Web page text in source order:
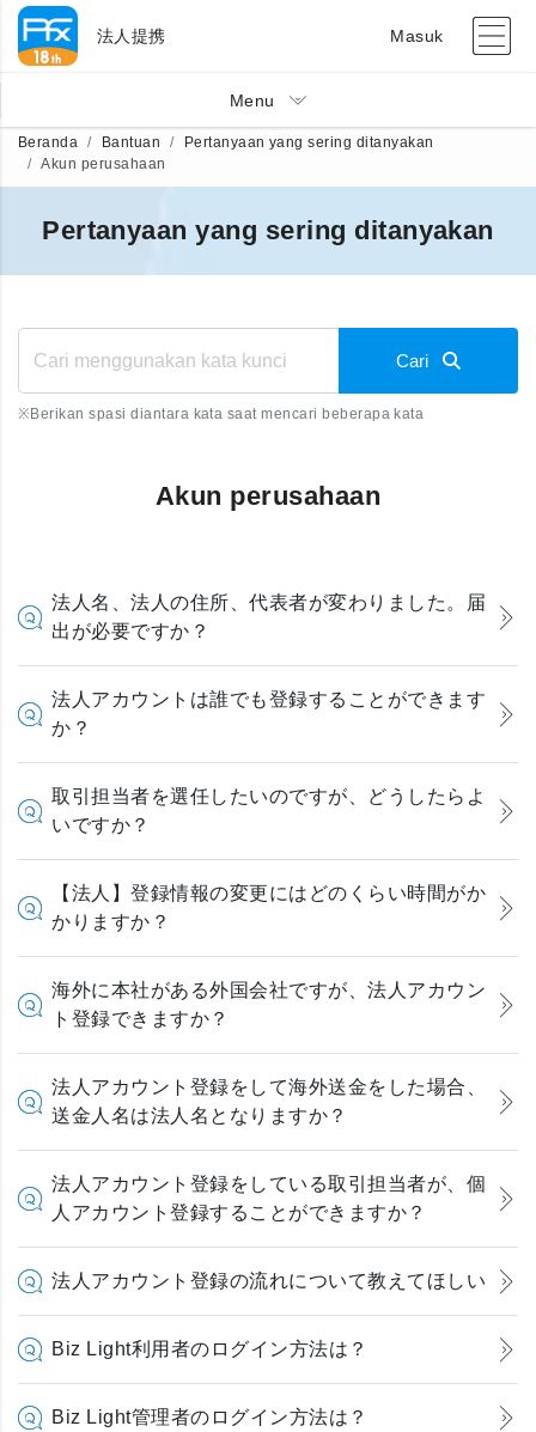
法人提携 Masuk
Menu
Beranda Bantuan
Pertanyaan yang sering ditanyakan
Akun perusahaan
Pertanyaan yang sering ditanyakan
Cari
※Berikan spasi diantara kata saat mencari beberapa kata
Akun perusahaan
法人名、法人の住所、代表者が変わりました。届
出が必要ですか？
法人アカウントは誰でも登録することができます
か？
取引担当者を選任したいのですが、どうしたらよ
いですか？
【法人】登録情報の変更にはどのくらい時間がか
かりますか？
海外に本社がある外国会社ですが、法人アカウン
ト登録できますか？
法人アカウント登録をして海外送金をした場合、
送金人名は法人名となりますか？
法人アカウント登録をしている取引担当者が、個
人アカウント登録することができますか？
法人アカウント登録の流れについて教えてほしい
Biz Light利用者のログイン方法は？
Biz Light管理者のログイン方法は？